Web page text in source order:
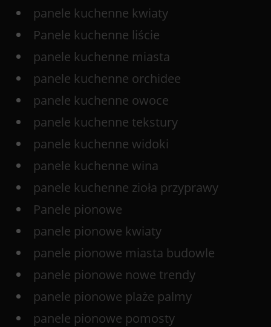
panele kuchenne kwiaty
Panele kuchenne liście
panele kuchenne miasta
panele kuchenne orchidee
panele kuchenne owoce
panele kuchenne tekstury
panele kuchenne widoki
panele kuchenne wina
panele kuchenne zioła przyprawy
Panele pionowe
panele pionowe kwiaty
panele pionowe miasta budowle
panele pionowe nowe trendy
panele pionowe plaże palmy
panele pionowe pomosty